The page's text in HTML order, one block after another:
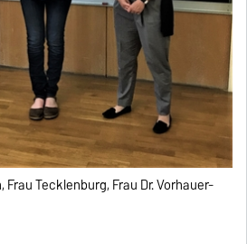
Frau Tecklenburg, Frau Dr. Vorhauer-